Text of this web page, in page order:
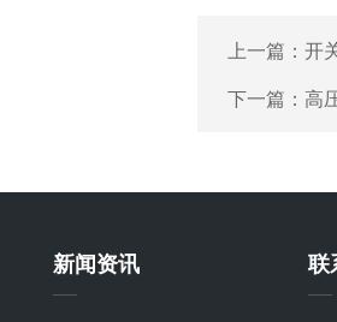
上一篇： 开
下一篇： 高
新闻资讯 联